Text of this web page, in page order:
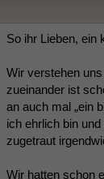
So ihr Lieben, ein
Wir verstehen
zueinander ist
an auch mal „ein
ich ehrlich bin
zugetraut
Wir hatten schon